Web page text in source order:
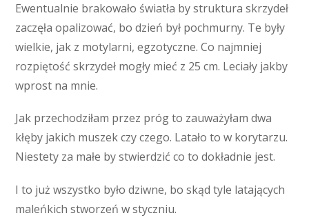
Ewentualnie brakowało światła by struktura skrzydeł
zaczęła opalizować, bo dzień był pochmurny. Te były
wielkie, jak z motylarni, egzotyczne. Co najmniej
rozpiętość skrzydeł mogły mieć z 25 cm. Leciały jakby
wprost na mnie.
Jak przechodziłam przez próg to zauważyłam dwa
kłęby jakich muszek czy czego. Latało to w korytarzu.
Niestety za małe by stwierdzić co to dokładnie jest.
I to już wszystko było dziwne, bo skąd tyle latających
maleńkich stworzeń w styczniu.